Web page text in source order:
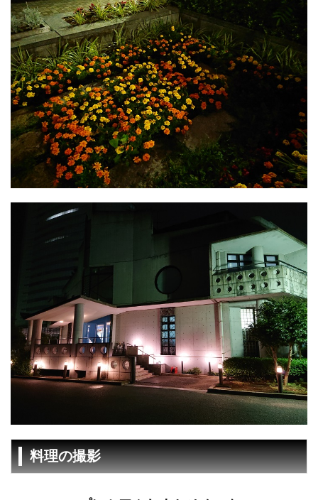
料理の撮影